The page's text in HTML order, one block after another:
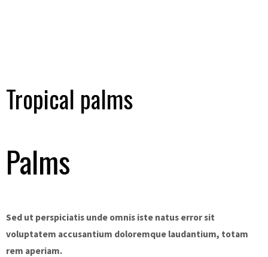
Tropical palms
Palms
Sed ut perspiciatis unde omnis iste natus error sit
voluptatem accusantium doloremque laudantium, totam
rem aperiam.